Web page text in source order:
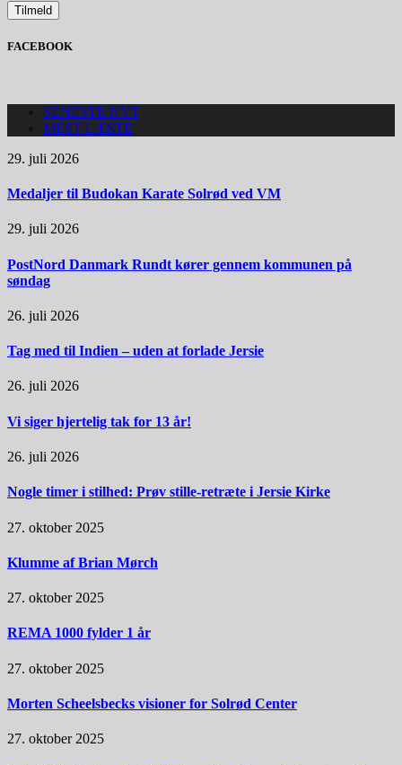
FACEBOOK
SENESTE NYT
MEST LÆSTE
29. juli 2026
Medaljer til Budokan Karate Solrød ved VM
29. juli 2026
PostNord Danmark Rundt kører gennem kommunen på
søndag
26. juli 2026
Tag med til Indien – uden at forlade Jersie
26. juli 2026
Vi siger hjertelig tak for 13 år!
26. juli 2026
Nogle timer i stilhed: Prøv stille-retræte i Jersie Kirke
27. oktober 2025
Klumme af Brian Mørch
27. oktober 2025
REMA 1000 fylder 1 år
27. oktober 2025
Morten Scheelsbecks visioner for Solrød Center
27. oktober 2025